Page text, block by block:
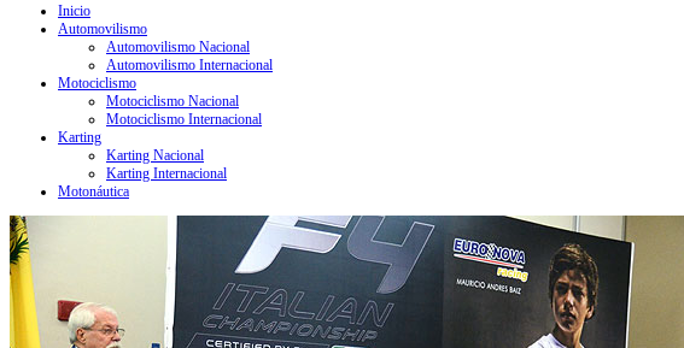
Inicio
Automovilismo
Automovilismo Nacional
Automovilismo Internacional
Motociclismo
Motociclismo Nacional
Motociclismo Internacional
Karting
Karting Nacional
Karting Internacional
Motonáutica